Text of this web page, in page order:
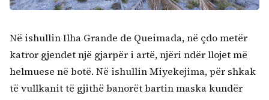
Në ishullin Ilha Grande de Queimada, në çdo metër
katror gjendet një gjarpër i artë, njëri ndër llojet më
helmuese në botë. Në ishullin Miyekejima, për shkak
të vullkanit të gjithë banorët bartin maska kundër